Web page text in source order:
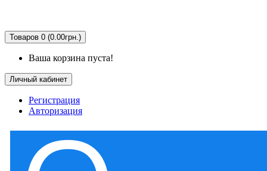
Товаров 0 (0.00грн.)
Ваша корзина пуста!
Личный кабинет
Регистрация
Авторизация